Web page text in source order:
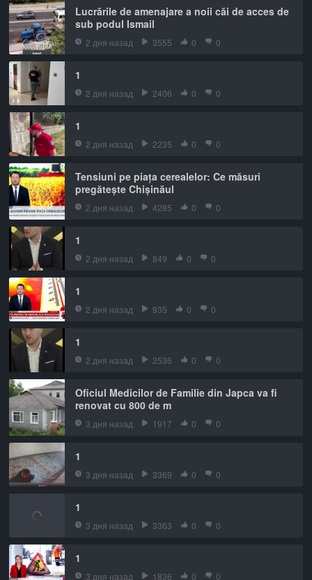
Lucrările de amenajare a noii căi de acces de
sub podul Ismail
2 дня назад 3555 0 0
1
2 дня назад 2406 0 0
1
2 дня назад 2235 0 0
Tensiuni pe piața cerealelor: Ce măsuri
pregătește Chișinăul
2 дня назад 4285 0 0
1
2 дня назад 849 0 0
1
2 дня назад 935 0 0
1
2 дня назад 2536 0 0
Oficiul Medicilor de Familie din Japca va fi
renovat cu 800 de m
3 дня назад 1917 0 0
1
3 дня назад 3369 0 0
1
3 дня назад 3363 0 0
1
3 дня назад 1836 0 0